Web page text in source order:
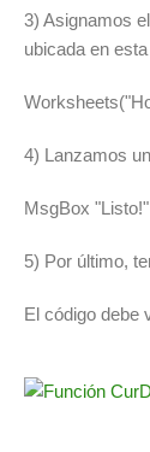
3) Asignamos
ubicada en
4) Lanzamos
MsgBox "Listo!"
5) Por último,
El código debe